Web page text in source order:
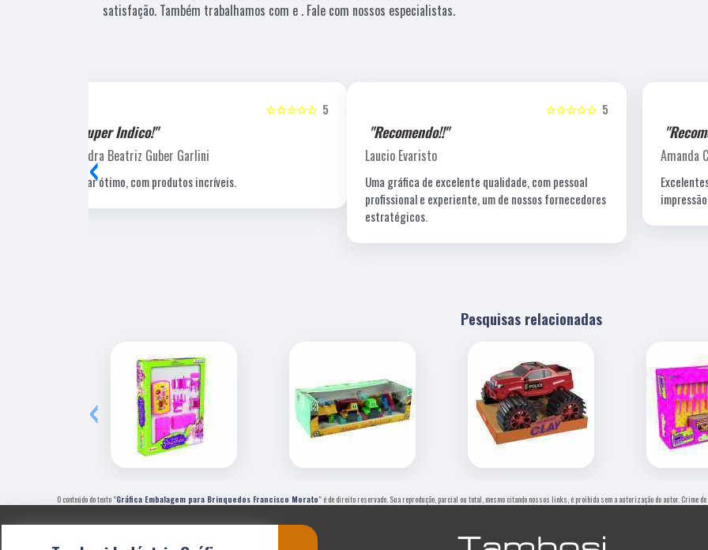
satisfação. Também trabalhamos com e . Fale com nossos especialistas.
☆☆☆☆☆
"Recomendo!!"
Laucio Evaristo
Uma gráfica de excelente qualidade, com pessoal
☆☆☆☆☆
"Recomendo!!"
Amanda C. T. Lewin
Excelentes profissionais de criação, fotografia e a
impressão é impecável!
‹
Pesquisas relacionadas
‹
O conteúdo do texto "Gráfica Embalagem para Brinquedos Francisco Morato" é de direito reservado. Sua reprodução, parcial ou total, mesmo citando nossos links, é proibida sem a autorização do autor. Crime